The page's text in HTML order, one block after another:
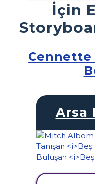
İçin
Cennette
Arsa